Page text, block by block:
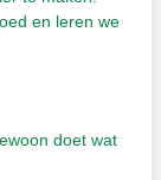
en leren we
doet wat